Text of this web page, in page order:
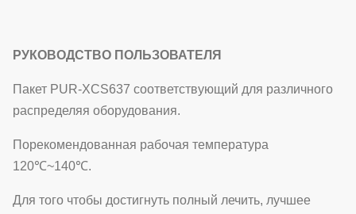
РУКОВОДСТВО ПОЛЬЗОВАТЕЛЯ
Пакет PUR-XCS637 соответствующий для различного
распределяя оборудования.
Порекомендованная рабочая температура
120℃~140℃.
Для того чтобы достигнуть полный лечить, лучшее